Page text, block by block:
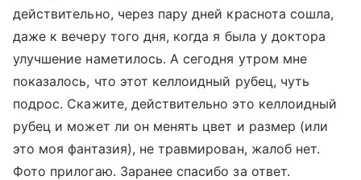
действительно, через пару дней краснота сошла,
даже к вечеру того дня, когда я была у доктора
улучшение наметилось. А сегодня утром мне
показалось, что этот келлоидный рубец, чуть
подрос. Скажите, действительно это келлоидный
рубец и может ли он менять цвет и размер (или
это моя фантазия), не травмирован, жалоб нет.
Фото прилогаю. Заранее спасибо за ответ.